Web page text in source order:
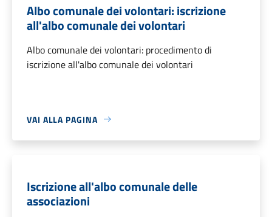
Albo comunale dei volontari: iscrizione
all'albo comunale dei volontari
Albo comunale dei volontari: procedimento di
iscrizione all'albo comunale dei volontari
VAI ALLA PAGINA
Iscrizione all'albo comunale delle
associazioni